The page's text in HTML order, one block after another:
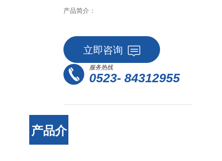
产品简介：
立即咨询
服务热线
0523- 84312955
产品介